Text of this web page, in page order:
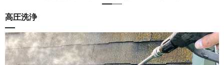
高圧洗浄